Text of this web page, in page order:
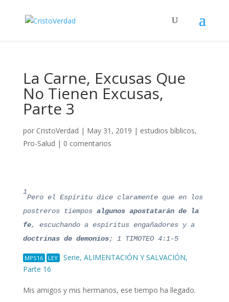
La Carne, Excusas Que
No Tienen Excusas,
Parte 3
por CristoVerdad | May 31, 2019 | estudios bíblicos,
Pro-Salud | 0 comentarios
1
Pero el Espíritu dice claramente que en los
postreros tiempos algunos apostatarán de la
fe, escuchando a espíritus engañadores y a
doctrinas de demonios; 1 TIMOTEO 4:1-5
MPS16 LEY
Serie, ALIMENTACIÓN Y SALVACIÓN,
Parte 16
Mis amigos y mis hermanos, ese tiempo ha llegado.